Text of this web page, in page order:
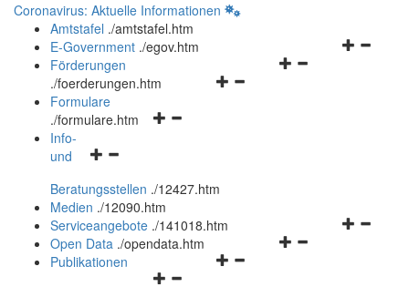
Coronavirus: Aktuelle Informationen
Amtstafel ./amtstafel.htm
Navigationsmenü
E-Government ./egov.htm
Navigationsmenü
Förderungen
./foerderungen.htm
Navigationsmenü
Formulare
./formulare.htm
Navigationsmenü
und
schließen
Info-
und
Beratungsstellen ./12427.htm
Medien ./12090.htm
Navigationsmenü
Serviceangebote ./141018.htm
Navigationsmenü
Open Data ./opendata.htm
Navigationsmenü
Publikationen